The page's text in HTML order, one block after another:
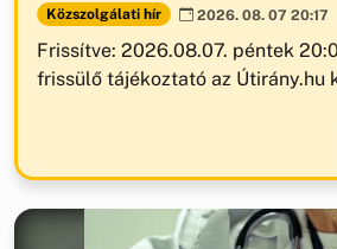
Közszolgálati hír 2026. 08. 07 20:17
Frissítve: 2026.08.07. péntek
frissülő tájékoztató az Útirány.hu